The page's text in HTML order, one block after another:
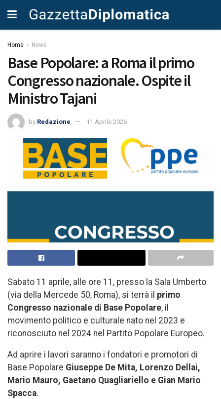
Home News
Base Popolare: a Roma il primo
Congresso nazionale. Ospite il
Ministro Tajani
by Redazione 11 Aprile 2026
Sabato 11 aprile, alle ore 11, presso la Sala Umberto
(via della Mercede 50, Roma), si terrà il primo
Congresso nazionale di Base Popolare, il
movimento politico e culturale nato nel 2023 e
riconosciuto nel 2024 nel Partito Popolare Europeo.
Ad aprire i lavori saranno i fondatori e promotori di
Base Popolare Giuseppe De Mita, Lorenzo Dellai,
Mario Mauro, Gaetano Quagliariello e Gian Mario
Spacca.